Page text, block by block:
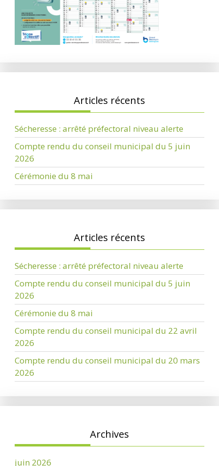
Articles récents
Sécheresse : arrêté préfectoral niveau alerte
Compte rendu du conseil municipal du 5 juin
2026
Cérémonie du 8 mai
Articles récents
Sécheresse : arrêté préfectoral niveau alerte
Compte rendu du conseil municipal du 5 juin
2026
Cérémonie du 8 mai
Compte rendu du conseil municipal du 22 avril
2026
Compte rendu du conseil municipal du 20 mars
2026
Archives
juin 2026